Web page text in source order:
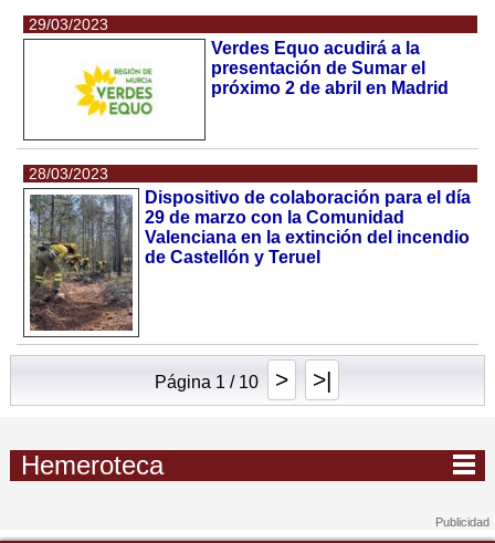
29/03/2023
Verdes Equo acudirá a la
presentación de Sumar el
próximo 2 de abril en Madrid
28/03/2023
Dispositivo de colaboración para el día
29 de marzo con la Comunidad
Valenciana en la extinción del incendio
de Castellón y Teruel
Página 1 / 10 > >|
Hemeroteca